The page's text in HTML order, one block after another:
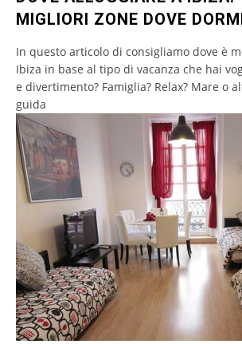
MIGLIORI ZONE DOVE
In questo articolo di consigliamo dove è
Ibiza in base al tipo di vacanza che hai
e divertimento? Famiglia? Relax? Mare o
guida